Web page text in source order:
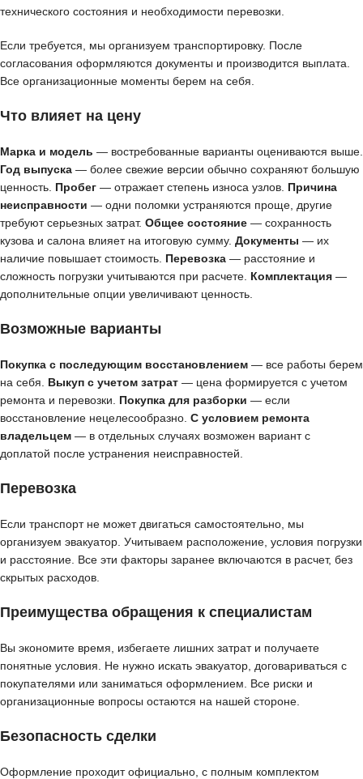
технического состояния и необходимости перевозки.
Если требуется, мы организуем транспортировку. После
согласования оформляются документы и производится выплата.
Все организационные моменты берем на себя.
Что влияет на цену
Марка и модель — востребованные варианты оцениваются выше.
Год выпуска — более свежие версии обычно сохраняют большую
ценность. Пробег — отражает степень износа узлов. Причина
неисправности — одни поломки устраняются проще, другие
требуют серьезных затрат. Общее состояние — сохранность
кузова и салона влияет на итоговую сумму. Документы — их
наличие повышает стоимость. Перевозка — расстояние и
сложность погрузки учитываются при расчете. Комплектация —
дополнительные опции увеличивают ценность.
Возможные варианты
Покупка с последующим восстановлением — все работы берем
на себя. Выкуп с учетом затрат — цена формируется с учетом
ремонта и перевозки. Покупка для разборки — если
восстановление нецелесообразно. С условием ремонта
владельцем — в отдельных случаях возможен вариант с
доплатой после устранения неисправностей.
Перевозка
Если транспорт не может двигаться самостоятельно, мы
организуем эвакуатор. Учитываем расположение, условия погрузки
и расстояние. Все эти факторы заранее включаются в расчет, без
скрытых расходов.
Преимущества обращения к специалистам
Вы экономите время, избегаете лишних затрат и получаете
понятные условия. Не нужно искать эвакуатор, договариваться с
покупателями или заниматься оформлением. Все риски и
организационные вопросы остаются на нашей стороне.
Безопасность сделки
Оформление проходит официально, с полным комплектом